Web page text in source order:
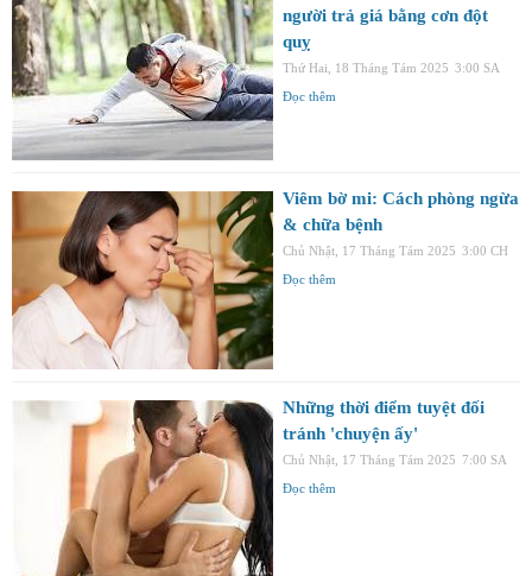
người trả giá bằng cơn đột
quỵ
Thứ Hai, 18 Tháng Tám 2025 3:00 SA
Đọc thêm
Viêm bờ mi: Cách phòng ngừa
& chữa bệnh
Chủ Nhật, 17 Tháng Tám 2025 3:00 CH
Đọc thêm
Những thời điểm tuyệt đối
tránh 'chuyện ấy'
Chủ Nhật, 17 Tháng Tám 2025 7:00 SA
Đọc thêm